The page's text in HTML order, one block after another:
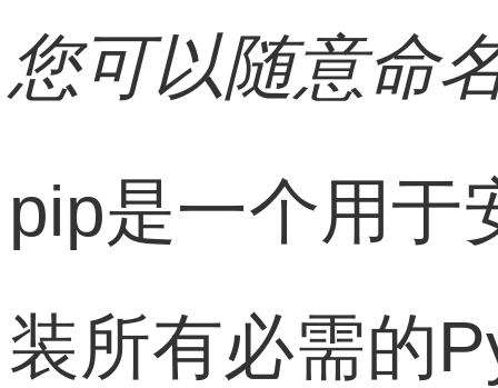
您可以随意命
pip是一个用于
装所有必需的